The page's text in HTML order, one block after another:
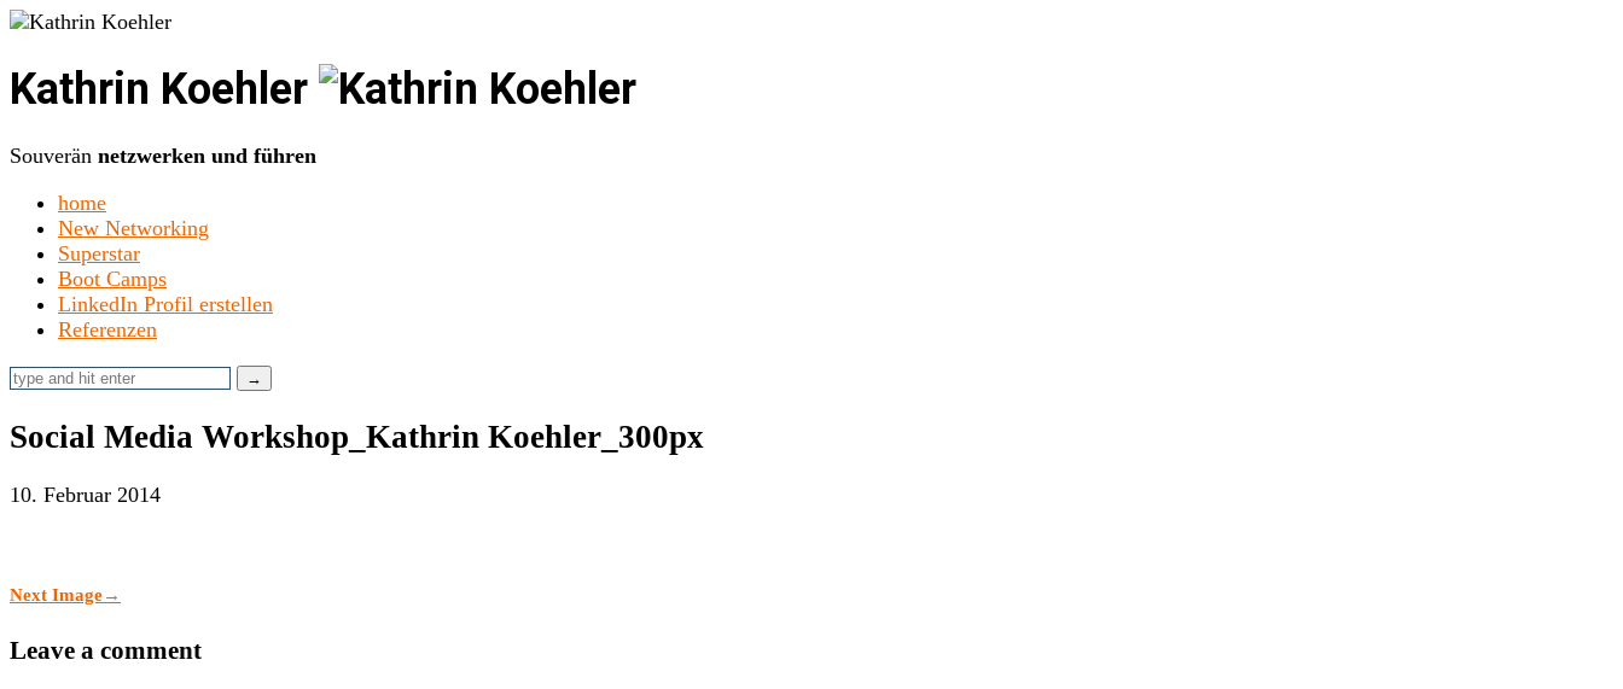
Kathrin Koehler
Souverän netzwerken und führen
home
New Networking
Superstar
Boot Camps
LinkedIn Profil erstellen
Referenzen
Social Media Workshop_Kathrin Koehler_300px
10. Februar 2014
Next Image→
Leave a comment